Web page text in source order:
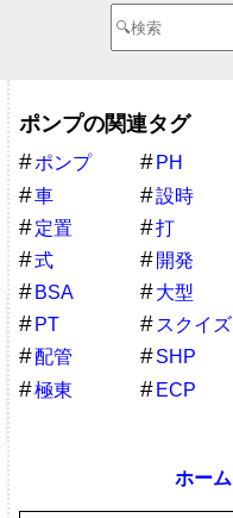
ポンプの関連タグ
ポンプ PH
車
設時
定置
打
式 開発
BSA 大型
PT
スクイズ
配管
SHP
極東
ECP
ホーム